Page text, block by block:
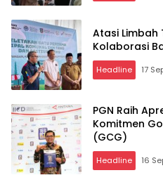
Atasi Limbah
Kolaborasi
Headline 17
PGN Raih
Komitmen
(GCG)
Headline 16